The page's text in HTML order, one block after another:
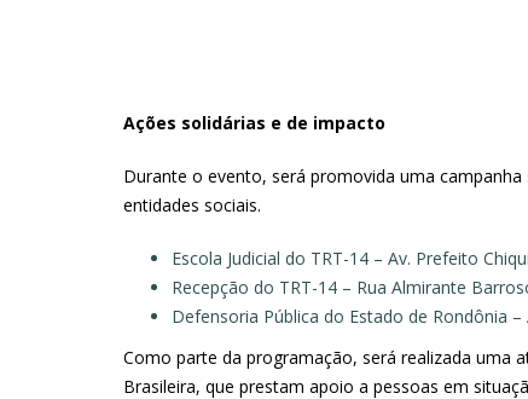
Ações solidárias e de impacto
Durante o evento, será promovida uma
entidades sociais.
Escola Judicial do TRT-14 – Av. Prefeito
Recepção do TRT-14 – Rua Almirante
Defensoria Pública do Estado de Rondônia
Como parte da programação, será realizada uma
Brasileira, que prestam apoio a pessoas em